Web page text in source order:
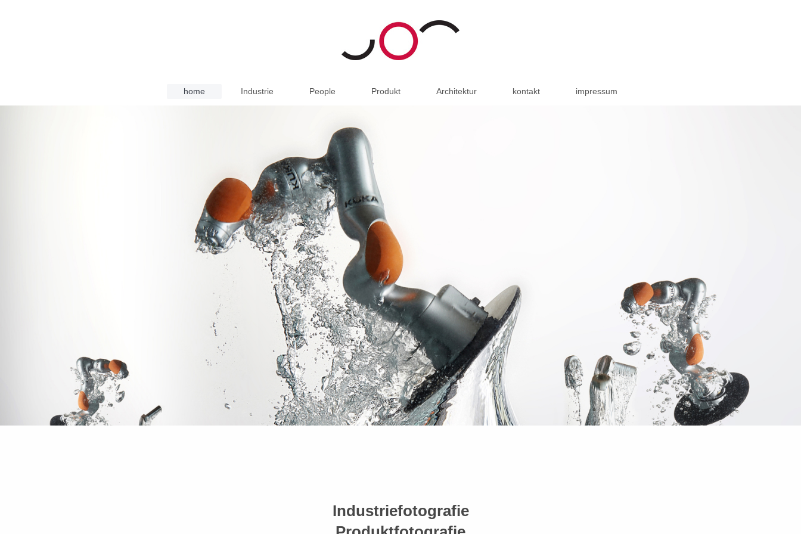
home Industrie People Produkt Architektur kontakt impressum
Industriefotografie